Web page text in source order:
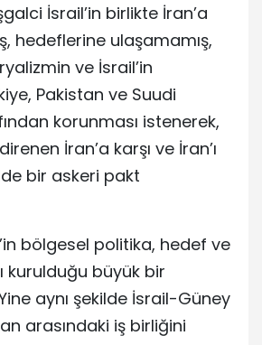
İsrail’in birlikte İran’a
hedeflerine ulaşamamış,
ve İsrail’in
Pakistan ve Suudi
korunması istenerek,
İran’a karşı ve İran’ı
bir askeri pakt
bölgesel politika, hedef ve
kurulduğu büyük bir
aynı şekilde İsrail-Güney
arasındaki iş birliğini